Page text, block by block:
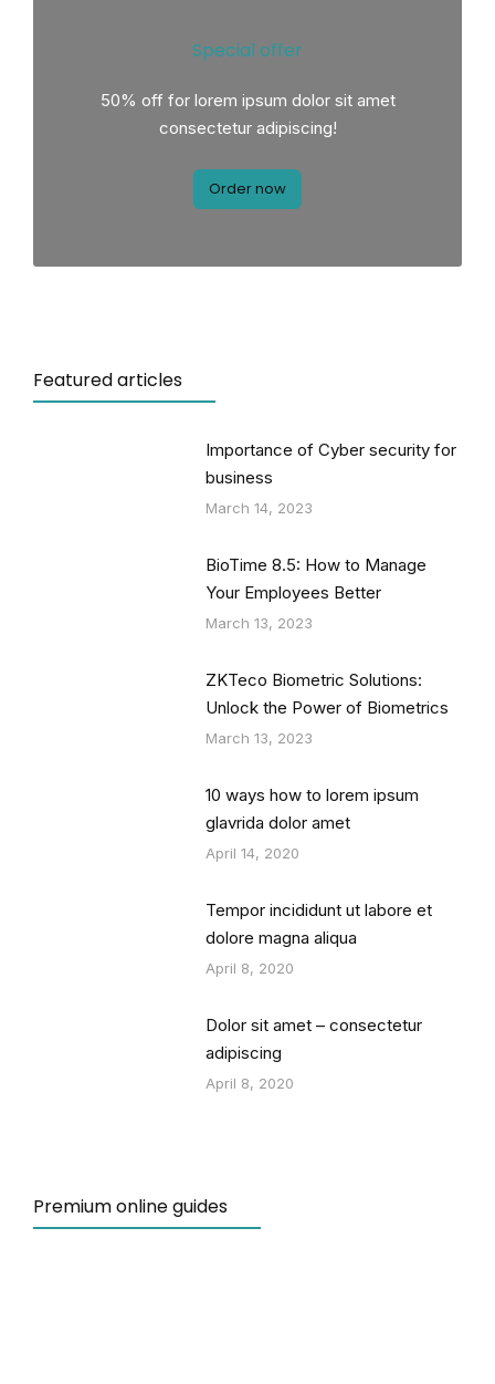
Special offer
50% off for lorem ipsum dolor sit amet
consectetur adipiscing!
Order now
Featured articles
Importance of Cyber security for
business
March 14, 2023
BioTime 8.5: How to Manage
Your Employees Better
March 13, 2023
ZKTeco Biometric Solutions:
Unlock the Power of Biometrics
March 13, 2023
10 ways how to lorem ipsum
glavrida dolor amet
April 14, 2020
Tempor incididunt ut labore et
dolore magna aliqua
April 8, 2020
Dolor sit amet – consectetur
adipiscing
April 8, 2020
Premium online guides